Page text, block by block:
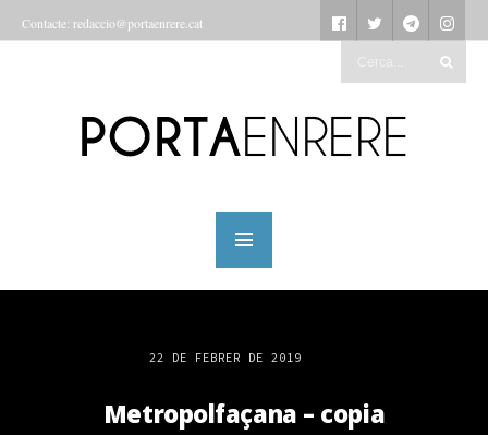
Contacte: redaccio@portaenrere.cat
22 DE FEBRER DE 2019
Metropolfaçana – copia